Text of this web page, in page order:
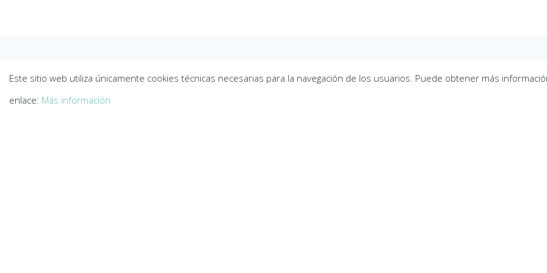
Este sitio web utiliza únicamente cookies técnicas necesarias para la navegación de los usuarios. Puede obtener más
enlace: Más información
¿Alguna duda?
Formulario de contacto